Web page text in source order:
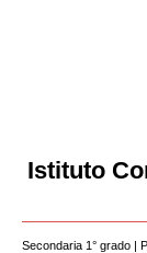
Istituto
Secondaria 1° grado |